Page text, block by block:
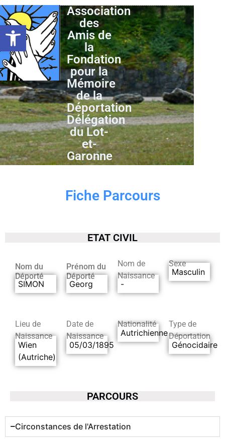
Ouvrir la barre d’outils
Association
des
Amis de
la
Fondation
pour la
Mémoire
de la
Déportation
Délégation
du Lot-
et-
Garonne
Fiche Parcours
ETAT CIVIL
Nom du
Déporté
SIMON
Prénom du
Déporté
Georg
Nom de
Naissance
-
Sexe
Masculin
Lieu de
Naissance
Wien
(Autriche)
Date de
Naissance
05/03/1895
Nationalité
Autrichienne
Type de
Déportation
Génocidaire
PARCOURS
Circonstances de l'Arrestation